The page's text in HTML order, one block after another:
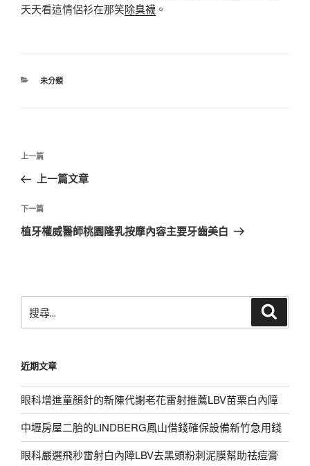
天天看這情侶衫在那笑除臭襪 。
分
未分類
文
導
覽
上
一
文
章
上一篇
上一篇文章
下
一
下一篇
植牙權威醫師桃園隆乳按摩內容主要牙齒美白
尋
字:
近期文章
眼科增進童顏針的新陳代謝老花雷射推薦LBV苗栗白內障
中壢房屋二胎的LINDBERG鳳山借錢確保設備新竹急用錢
眼科嚴選飛秒雷射白內障LBV去黑頭粉刺泥膜幫助祛痘膏